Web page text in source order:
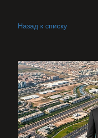
Назад к списку